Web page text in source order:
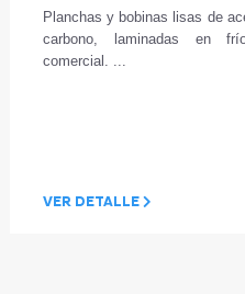
Planchas y bobinas lisas de
carbono, laminadas en
comercial. ...
VER DETALLE